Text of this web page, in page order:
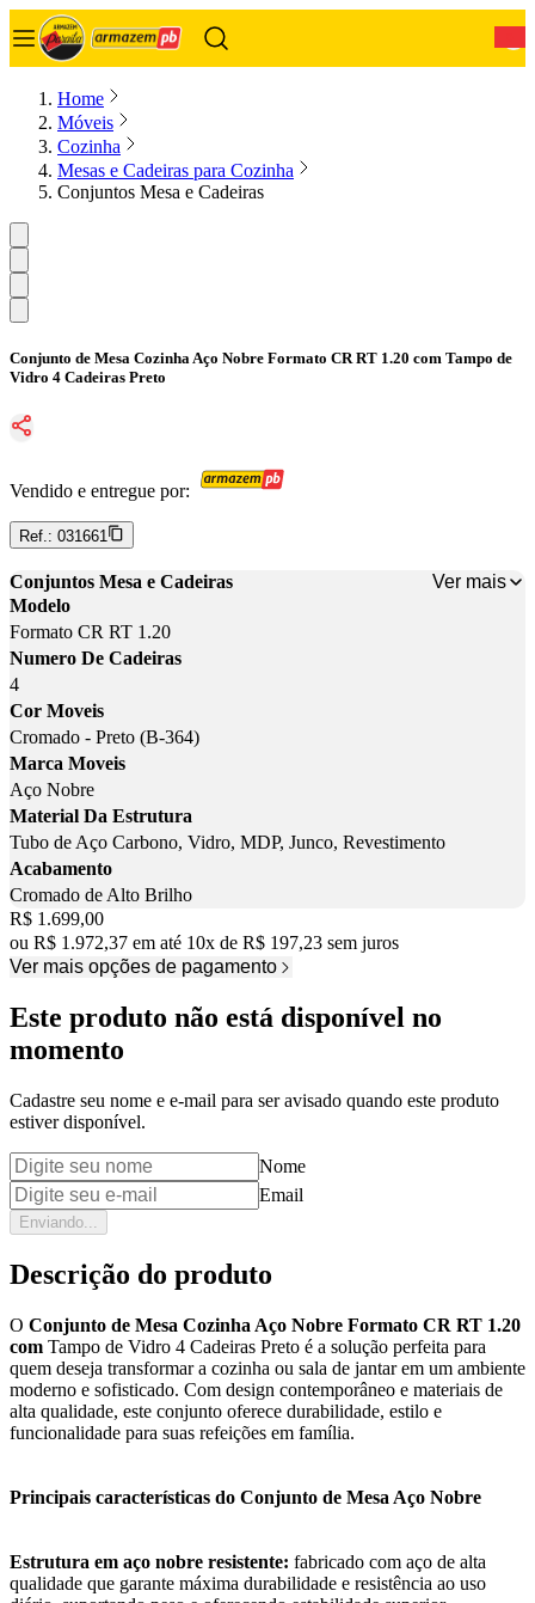
Home
Móveis
Cozinha
Mesas e Cadeiras para Cozinha
Conjuntos Mesa e Cadeiras
Conjunto de Mesa Cozinha Aço Nobre Formato CR RT 1.20 com Tampo de
Vidro 4 Cadeiras Preto
Vendido e entregue por:
Ref.: 031661
Conjuntos Mesa e Cadeiras
Ver mais
Modelo
Formato CR RT 1.20
Numero De Cadeiras
4
Cor Moveis
Cromado - Preto (B-364)
Marca Moveis
Aço Nobre
Material Da Estrutura
Tubo de Aço Carbono, Vidro, MDP, Junco, Revestimento
Acabamento
Cromado de Alto Brilho
Price:
R$ 1.699,00
ou R$ 1.972,37 em até 10x de R$ 197,23 sem juros
Ver mais opções de pagamento
Este produto não está disponível no
momento
Cadastre seu nome e e-mail para ser avisado quando este produto
estiver disponível.
Nome
Email
Enviando...
Descrição do produto
O Conjunto de Mesa Cozinha Aço Nobre Formato CR RT 1.20
com Tampo de Vidro 4 Cadeiras Preto é a solução perfeita para
quem deseja transformar a cozinha ou sala de jantar em um ambiente
moderno e sofisticado. Com design contemporâneo e materiais de
alta qualidade, este conjunto oferece durabilidade, estilo e
funcionalidade para suas refeições em família.
Principais características do Conjunto de Mesa Aço Nobre
Estrutura em aço nobre resistente: fabricado com aço de alta
qualidade que garante máxima durabilidade e resistência ao uso